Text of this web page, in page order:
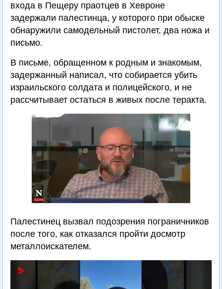
входа в Пещеру праотцев в Хевроне
задержали палестинца, у которого при обыске
обнаружили самодельный пистолет, два ножа и
письмо.
В письме, обращенном к родным и знакомым,
задержанный написал, что собирается убить
израильского солдата и полицейского, и не
рассчитывает остаться в живых после теракта.
Палестинец вызвал подозрения пограничников
после того, как отказался пройти досмотр
металлоискателем.